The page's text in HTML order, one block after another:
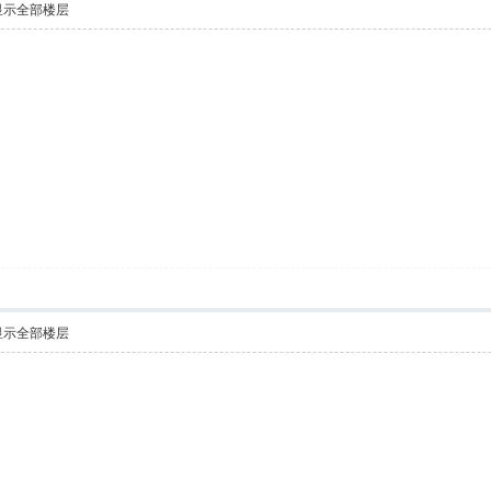
示全部楼层
示全部楼层